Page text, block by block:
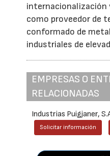
internacionalización
como proveedor de
conformado de
industriales de
EMPRESAS O
RELACIONADAS
Industrias Puigjaner,
Solicitar información